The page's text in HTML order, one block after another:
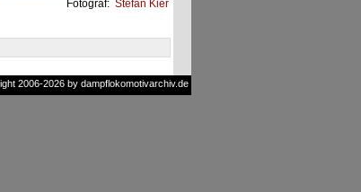
Fotograf: Stefan Kier
2006-2026 by dampflokomotivarchiv.de